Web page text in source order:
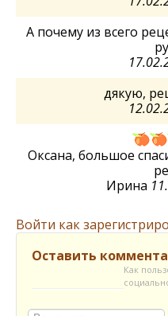
А почему из всего
дякую,
Оксана, большое
Ирина
Войти как
Оставить
Как